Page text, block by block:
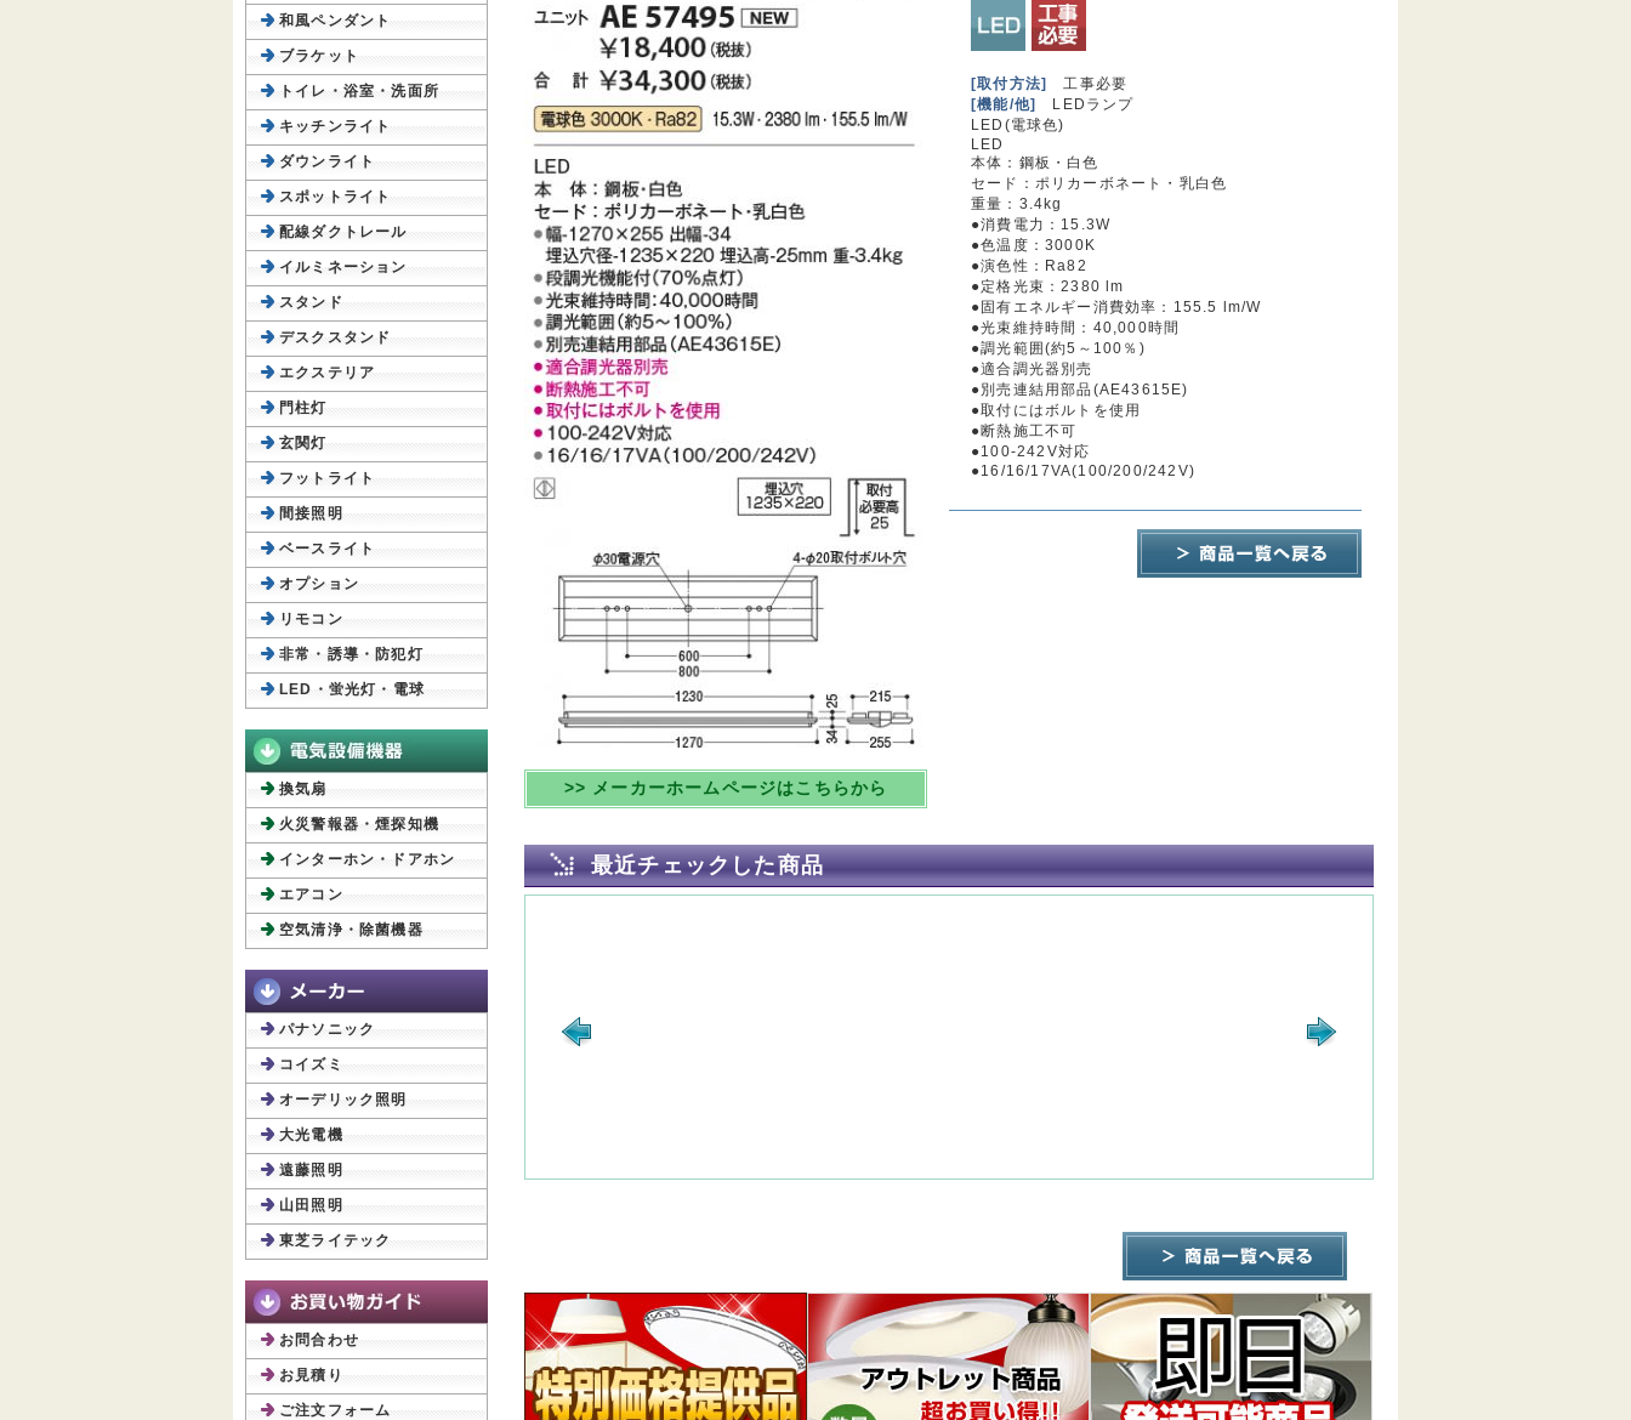
>> メーカーホームページはこちらから
[取付方法]
工事必要
[機能/他]
LEDランプ
LED(電球色)
LED
本体：鋼板・白色
セード：ポリカーボネート・乳白色
重量：3.4kg
●消費電力：15.3W
●色温度：3000K
●演色性：Ra82
●定格光束：2380 lm
●固有エネルギー消費効率：155.5 lm/W
●光束維持時間：40,000時間
●調光範囲(約5～100％)
●適合調光器別売
●別売連結用部品(AE43615E)
●取付にはボルトを使用
●断熱施工不可
●100-242V対応
●16/16/17VA(100/200/242V)
最近チェックした商品
和風ペンダント
ブラケット
トイレ・浴室・洗面所
キッチンライト
ダウンライト
スポットライト
配線ダクトレール
イルミネーション
スタンド
デスクスタンド
エクステリア
門柱灯
玄関灯
フットライト
間接照明
ベースライト
オプション
リモコン
非常・誘導・防犯灯
LED・蛍光灯・電球
換気扇
火災警報器・煙探知機
インターホン・ドアホン
エアコン
空気清浄・除菌機器
パナソニック
コイズミ
オーデリック照明
大光電機
遠藤照明
山田照明
東芝ライテック
お問合わせ
お見積り
ご注文フォーム